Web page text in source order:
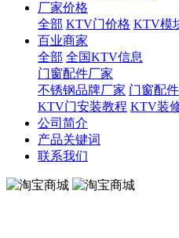
厂家价格
全部 KTV门价格 KTV模
百业商家
全部 全国KTV信息
门窗配件厂家
不锈钢品牌厂家 门窗配
KTV门安装教程 KTV装
公司简介
产品关键词
联系我们